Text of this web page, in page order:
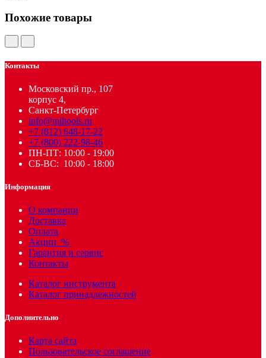
Похожие товары
Контакты
Московский пр., 107
корпус 4,
Санкт-Петербург
info@miltools.ru
+7 (812) 648-17-22
+7 (800) 222-98-46
ПН-ПТ: 10:00 - 19:00
СБ-ВС: 10:00 - 18:00
Информация
О компании
Доставка
Оплата
Акции %
Гарантия и сервис
Контакты
Каталог инструмента
Каталог принадлежностей
Дополнительно
Карта сайта
Пользовательское соглашение